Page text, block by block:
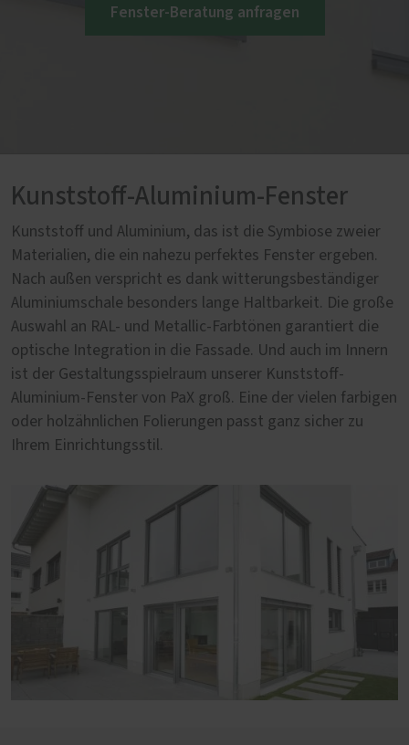
Fenster-Beratung anfragen
Kunststoff-Aluminium-Fenster
Kunststoff und Aluminium, das ist die Symbiose zweier
Materialien, die ein nahezu perfektes Fenster ergeben.
Nach außen verspricht es dank witterungsbeständiger
Aluminiumschale besonders lange Haltbarkeit. Die große
Auswahl an RAL- und Metallic-Farbtönen garantiert die
optische Integration in die Fassade. Und auch im Innern
ist der Gestaltungsspielraum unserer Kunststoff-
Aluminium-Fenster von PaX groß. Eine der vielen farbigen
oder holzähnlichen Folierungen passt ganz sicher zu
Ihrem Einrichtungsstil.